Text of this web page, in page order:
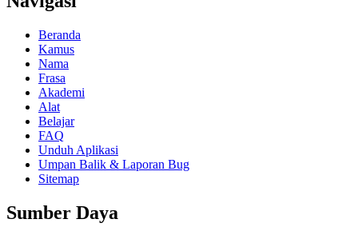
Beranda
Kamus
Nama
Frasa
Akademi
Alat
Belajar
FAQ
Unduh Aplikasi
Umpan Balik & Laporan Bug
Sitemap
Sumber Daya